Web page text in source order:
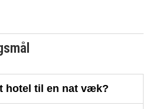
hotel til en nat væk?